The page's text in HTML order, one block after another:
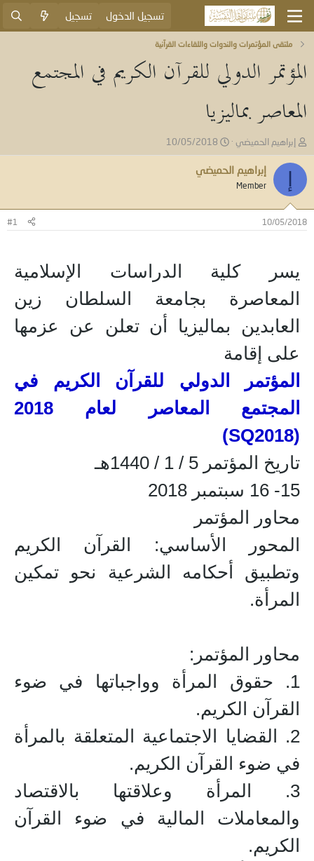
تسجيل الدخول تسجيل
ملتقى المؤتمرات والندوات واللقاءات القرآنية
المؤتمر الدولي للقرآن الكريم في المجتمع
المعاصر بماليزيا
ب
ا
د
ل
م
و
إبراهيم الحميضي
ت
ا
ر
ي
ب
10/05/2018
إبراهيم الحميضي
Member
10/05/2018
#1
يسر كلية الدراسات الإسلامية
المعاصرة بجامعة السلطان زين
العابدين بماليزيا أن تعلن عن عزمها
على إقامة
المؤتمر الدولي للقرآن الكريم في
المجتمع المعاصر لعام 2018
(SQ2018)
تاريخ المؤتمر 5 / 1 / 1440هـ
15- 16 سبتمبر 2018
محاور المؤتمر
المحور الأساسي: القرآن الكريم
وتطبيق أحكامه الشرعية نحو تمكين
المرأة.
محاور المؤتمر:
1. حقوق المرأة وواجباتها في ضوء
القرآن الكريم.
2. القضايا الاجتماعية المتعلقة بالمرأة
في ضوء القرآن الكريم.
3. المرأة وعلاقتها بالاقتصاد
والمعاملات المالية في ضوء القرآن
الكريم.